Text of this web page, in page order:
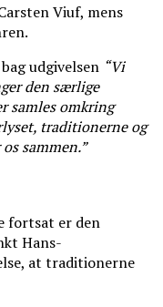
Viuf, mens
udgivelsen “Vi
den særlige
samles omkring
traditionerne og
sammen.”
fortsat er den
Hans-
at traditionerne